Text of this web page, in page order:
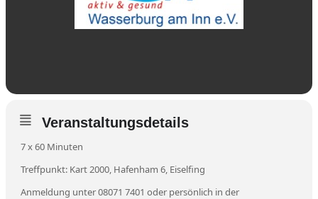
Veranstaltungsdetails
7 x 60 Minuten
Treffpunkt: Kart 2000, Hafenham 6, Eiselfing
Anmeldung unter 08071 7401 oder persönlich in der